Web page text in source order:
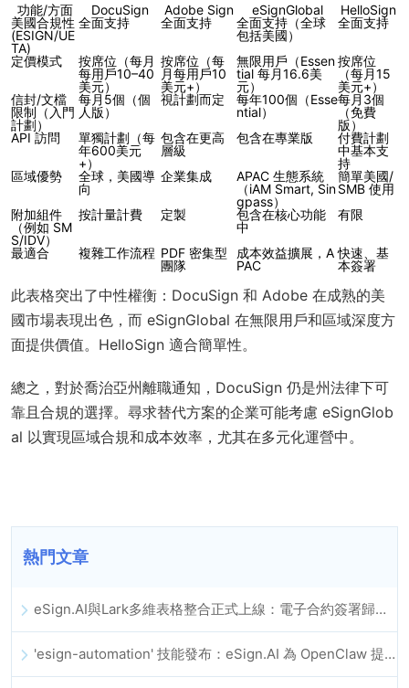
功能/方面 DocuSign Adobe Sign eSignGlobal
HelloSign
美國合規性
(ESIGN/UE
TA)
全面支持 全面支持
全面支持（全球
包括美國）
全面支持
定價模式
按席位（每月
每用戶10–40
美元）
按席位（每
月每用戶10
美元+）
無限用戶（Essen
tial 每月16.6美
元）
按席位
（每月15
美元+）
信封/文檔
限制（入門
計劃）
每月5個（個
人版）
視計劃而定
每年100個（Esse
ntial）
每月3個
（免費
版）
API 訪問
單獨計劃（每
年600美元
+）
包含在更高
層級
包含在專業版
付費計劃
中基本支
持
區域優勢
全球，美國導
向
企業集成
APAC 生態系統
（iAM Smart, Sin
gpass）
簡單美國/
SMB 使用
附加組件
（例如 SM
S/IDV）
按計量計費 定製
包含在核心功能
中
有限
最適合 複雜工作流程 PDF 密集型
團隊
成本效益擴展，A
PAC
快速、基
本簽署
此表格突出了中性權衡：DocuSign 和 Adobe 在成熟的美
國市場表現出色，而 eSignGlobal 在無限用戶和區域深度方
面提供價值。HelloSign 適合簡單性。
總之，對於喬治亞州離職通知，DocuSign 仍是州法律下可
靠且合規的選擇。尋求替代方案的企業可能考慮 eSignGlob
al 以實現區域合規和成本效率，尤其在多元化運營中。
熱門文章
eSign.AI與Lark多維表格整合正式上線：電子合約簽署歸檔全程自動化
'esign-automation' 技能發布：eSign.AI 為 OpenClaw 提供自動化電子簽名能力